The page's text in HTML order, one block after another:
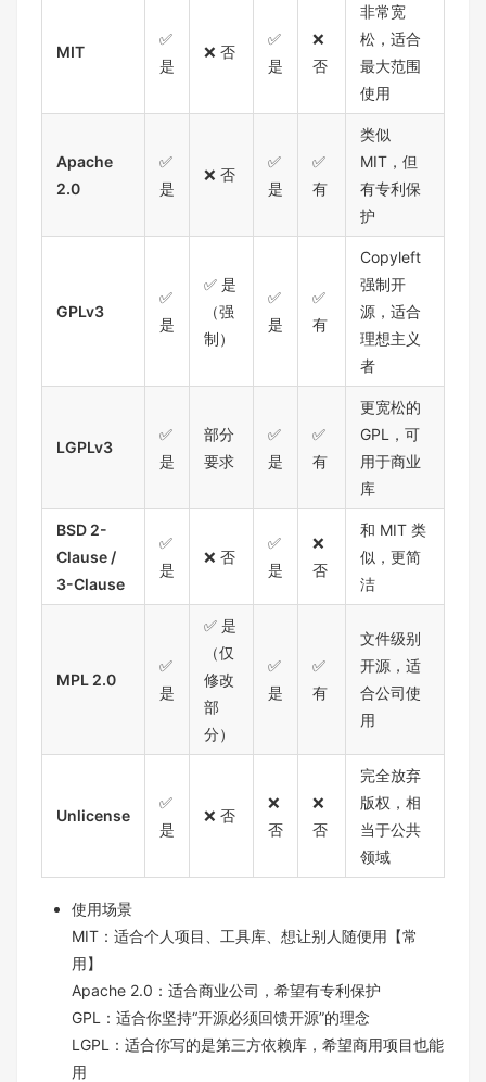
MIT
✅
是
❌ 否
✅
是
❌
否
非常宽
松，适合
最大范围
使用
Apache
2.0
✅
是
❌ 否
✅
是
✅
有
类似
MIT，但
有专利保
护
GPLv3
✅
是
✅ 是
（强
制）
✅
是
✅
有
Copyleft
强制开
源，适合
理想主义
者
LGPLv3
✅
是
部分
要求
✅
是
✅
有
更宽松的
GPL，可
用于商业
库
BSD 2-
Clause /
3-Clause
✅
是
❌ 否
✅
是
❌
否
和 MIT 类
似，更简
洁
MPL 2.0
✅
是
✅ 是
（仅
修改
部
分）
✅
是
✅
有
文件级别
开源，适
合公司使
用
Unlicense
✅
是
❌ 否
❌
否
❌
否
完全放弃
版权，相
当于公共
领域
使用场景
MIT：适合个人项目、工具库、想让别人随便用【常
用】
Apache 2.0：适合商业公司，希望有专利保护
GPL：适合你坚持“开源必须回馈开源”的理念
LGPL：适合你写的是第三方依赖库，希望商用项目也能
用